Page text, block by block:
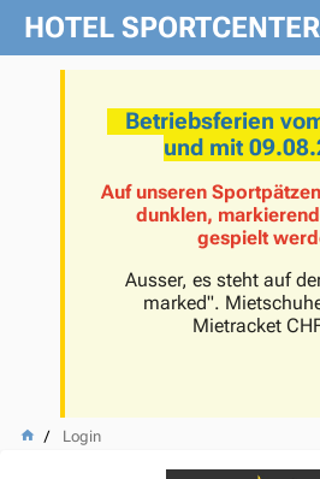
HOTEL
Betriebsferien
und mit
Auf unseren
dunklen,
gespielt
Ausser, es steht auf
marked".
Mietracket
Login